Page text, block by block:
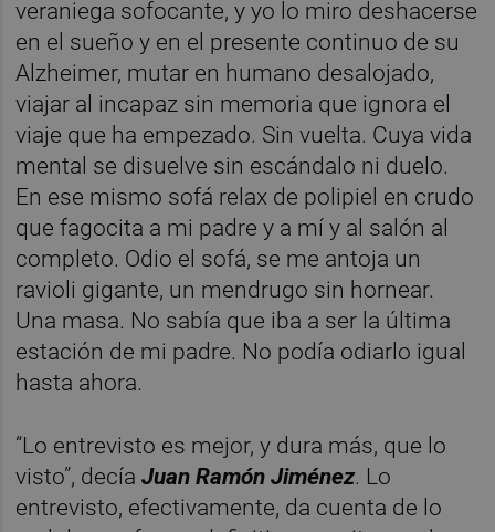
veraniega sofocante, y yo lo miro deshacerse
en el sueño y en el presente continuo de su
Alzheimer, mutar en humano desalojado,
viajar al incapaz sin memoria que ignora el
viaje que ha empezado. Sin vuelta. Cuya vida
mental se disuelve sin escándalo ni duelo.
En ese mismo sofá relax de polipiel en crudo
que fagocita a mi padre y a mí y al salón al
completo. Odio el sofá, se me antoja un
ravioli gigante, un mendrugo sin hornear.
Una masa. No sabía que iba a ser la última
estación de mi padre. No podía odiarlo igual
hasta ahora.
“Lo entrevisto es mejor, y dura más, que lo
visto”, decíaJuan Ramón Jiménez. Lo
entrevisto, efectivamente, da cuenta de lo